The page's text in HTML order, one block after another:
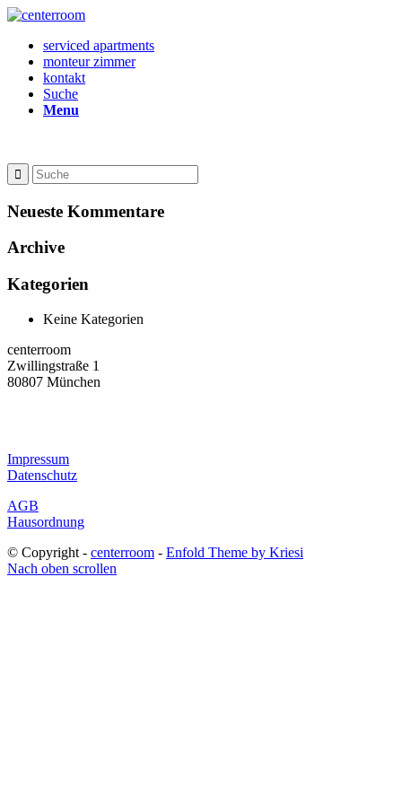
serviced apartments
monteur zimmer
kontakt
Suche
Menu
Neueste Kommentare
Archive
Kategorien
Keine Kategorien
centerroom
Zwillingstraße 1
80807 München
Impressum
Datenschutz
AGB
Hausordnung
© Copyright - centerroom - Enfold Theme by Kriesi
Nach oben scrollen